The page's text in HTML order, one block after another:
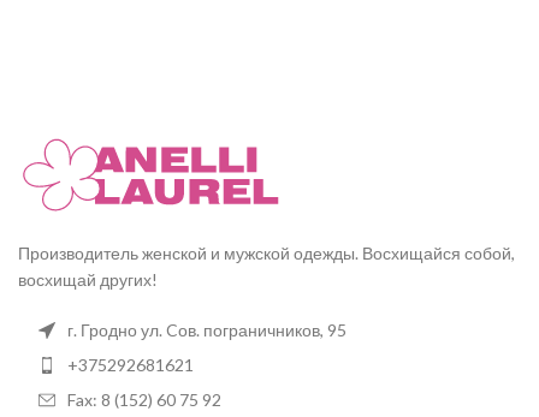
Производитель женской и мужской одежды. Восхищайся собой,
восхищай других!
г. Гродно ул. Cов. пограничников, 95
+375292681621
Fax: 8 (152) 60 75 92